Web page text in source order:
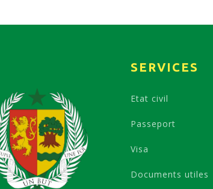
SERVICES
Etat civil
Passeport
Visa
Documents utiles